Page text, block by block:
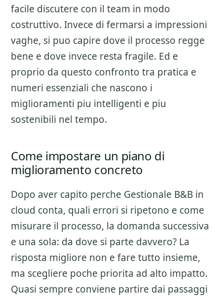
facile discutere con il team in modo
costruttivo. Invece di fermarsi a impressioni
vaghe, si puo capire dove il processo regge
bene e dove invece resta fragile. Ed e
proprio da questo confronto tra pratica e
numeri essenziali che nascono i
miglioramenti piu intelligenti e piu
sostenibili nel tempo.
Come impostare un piano di
miglioramento concreto
Dopo aver capito perche Gestionale B&B in
cloud conta, quali errori si ripetono e come
misurare il processo, la domanda successiva
e una sola: da dove si parte davvero? La
risposta migliore non e fare tutto insieme,
ma scegliere poche priorita ad alto impatto.
Quasi sempre conviene partire dai passaggi